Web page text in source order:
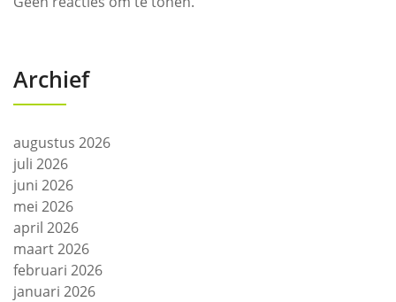
Archief
augustus 2026
juli 2026
juni 2026
mei 2026
april 2026
maart 2026
februari 2026
januari 2026